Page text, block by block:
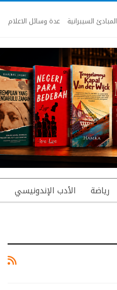
المبادئ السيبرانية عدة وسائل الاعلام
رياضة الأدب الإندونيسي